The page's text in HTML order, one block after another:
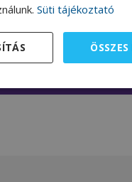
Azt hiszem, hogy a
Ferkó fél év alatt erősebb,
Süti tájékoztató